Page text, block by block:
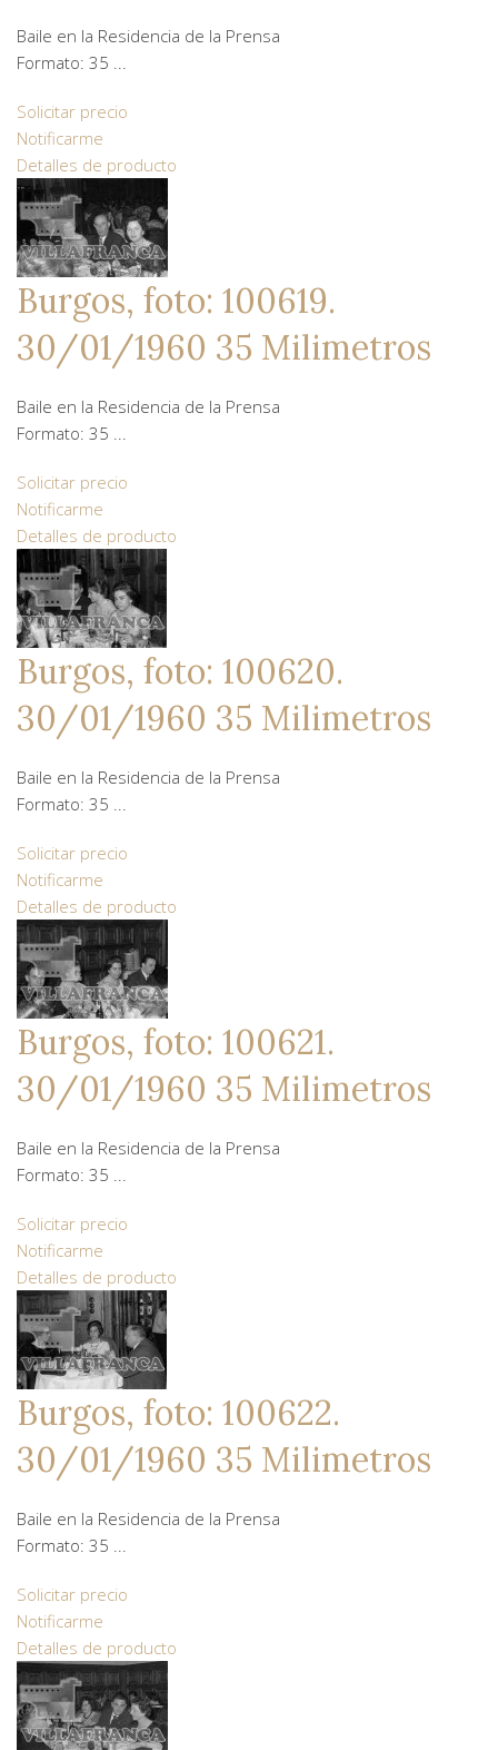
Baile en la Residencia de la Prensa
Formato: 35 ...
Solicitar precio
Notificarme
Detalles de producto
Burgos, foto: 100619.
30/01/1960 35 Milimetros
Baile en la Residencia de la Prensa
Formato: 35 ...
Solicitar precio
Notificarme
Detalles de producto
Burgos, foto: 100620.
30/01/1960 35 Milimetros
Baile en la Residencia de la Prensa
Formato: 35 ...
Solicitar precio
Notificarme
Detalles de producto
Burgos, foto: 100621.
30/01/1960 35 Milimetros
Baile en la Residencia de la Prensa
Formato: 35 ...
Solicitar precio
Notificarme
Detalles de producto
Burgos, foto: 100622.
30/01/1960 35 Milimetros
Baile en la Residencia de la Prensa
Formato: 35 ...
Solicitar precio
Notificarme
Detalles de producto